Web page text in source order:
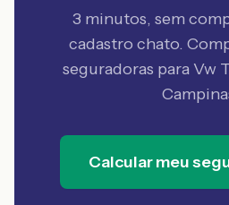
3 minutos, sem
cadastro chato.
seguradoras para Vw
Calcular meu